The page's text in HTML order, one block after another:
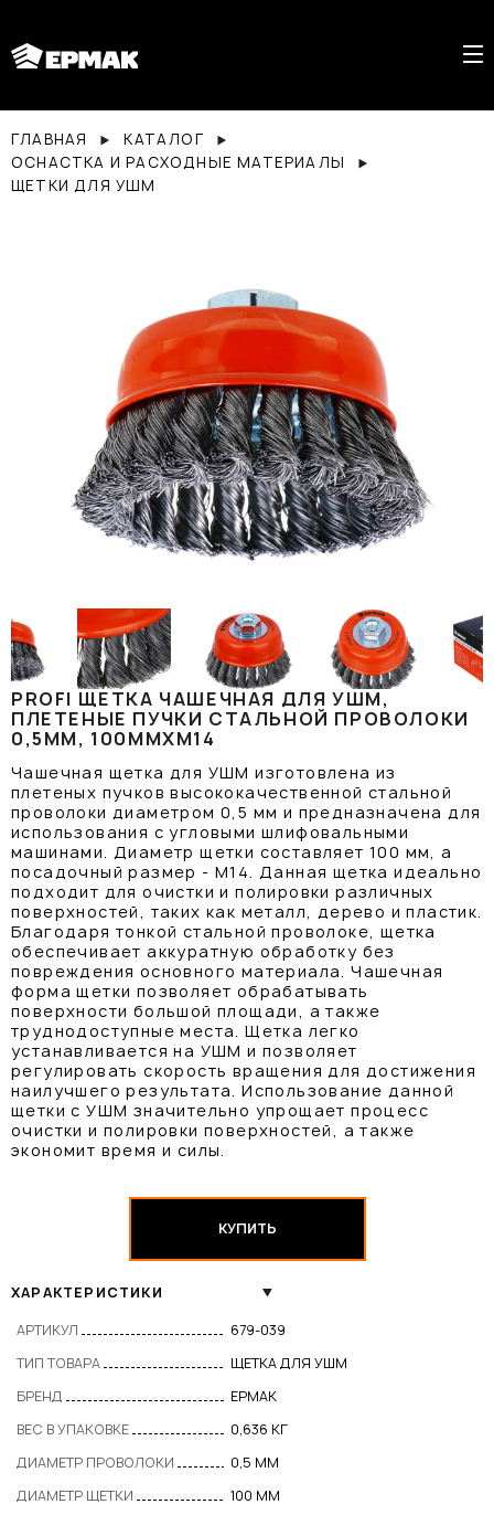
ГЛАВНАЯ
КАТАЛОГ
ОСНАСТКА И РАСХОДНЫЕ МАТЕРИАЛЫ
ЩЕТКИ ДЛЯ УШМ
PROFI ЩЕТКА ЧАШЕЧНАЯ ДЛЯ УШМ,
ПЛЕТЕНЫЕ ПУЧКИ СТАЛЬНОЙ ПРОВОЛОКИ
0,5ММ, 100ММХМ14
Чашечная щетка для УШМ изготовлена из
плетеных пучков высококачественной стальной
проволоки диаметром 0,5 мм и предназначена для
использования с угловыми шлифовальными
машинами. Диаметр щетки составляет 100 мм, а
посадочный размер - М14. Данная щетка идеально
подходит для очистки и полировки различных
поверхностей, таких как металл, дерево и пластик.
Благодаря тонкой стальной проволоке, щетка
обеспечивает аккуратную обработку без
повреждения основного материала. Чашечная
форма щетки позволяет обрабатывать
поверхности большой площади, а также
труднодоступные места. Щетка легко
устанавливается на УШМ и позволяет
регулировать скорость вращения для достижения
наилучшего результата. Использование данной
щетки с УШМ значительно упрощает процесс
очистки и полировки поверхностей, а также
экономит время и силы.
КУПИТЬ
ХАРАКТЕРИСТИКИ
АРТИКУЛ
679-039
ТИП ТОВАРА
ЩЕТКА ДЛЯ УШМ
БРЕНД
ЕРМАК
ВЕС В УПАКОВКЕ
0,636 КГ
ДИАМЕТР ПРОВОЛОКИ
0,5 ММ
ДИАМЕТР ЩЕТКИ
100 ММ